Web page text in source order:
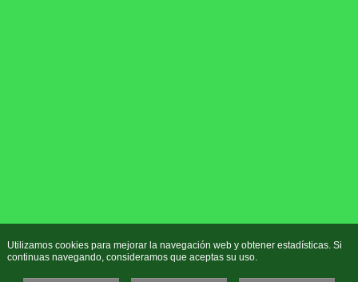
Utilizamos cookies para mejorar la navegación web y obtener estadísticas. Si
continuas navegando, consideramos que aceptas su uso.